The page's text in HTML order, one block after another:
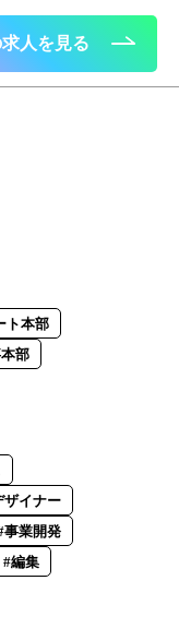
人を見る
ト本部
部
ザイナー
事業開発
#編集